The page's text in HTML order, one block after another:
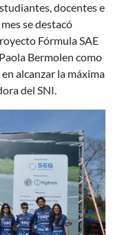
docentes e
se destacó
Fórmula SAE
Bermolen como
alcanzar la máxima
del SNI.